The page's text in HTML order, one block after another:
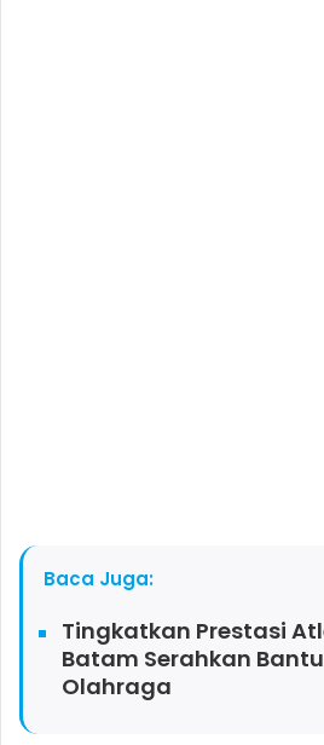
Baca Juga:
Tingkatkan Prestasi
Batam Serahkan
Olahraga